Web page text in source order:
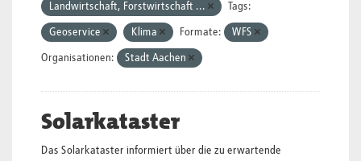
Landwirtschaft, Forstwirtschaft ... Tags:
Geoservice Klima Formate: WFS
Organisationen: Stadt Aachen
Solarkataster
Das Solarkataster informiert über die zu erwartende